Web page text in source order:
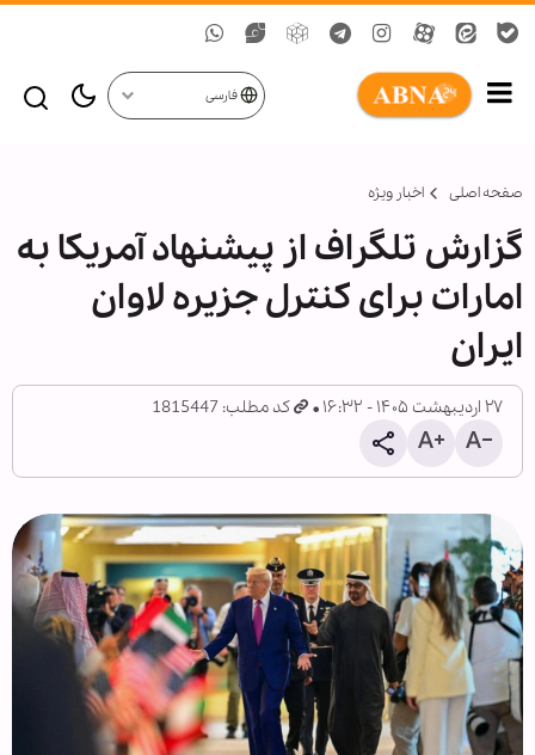
فارسی
صفحه اصلی اخبار ویژه
گزارش تلگراف از پیشنهاد آمریکا به
امارات برای کنترل جزیره لاوان
ایران
۲۷ اردیبهشت ۱۴۰۵ - ۱۶:۳۲ کد مطلب: 1815447